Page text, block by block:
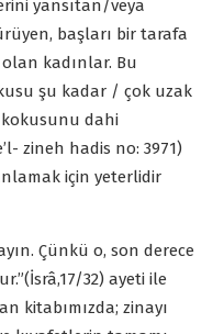
yansıtan/veya
başları bir tarafa
kadınlar. Bu
şu kadar / çok uzak
dahi
zineh hadis no: 3971)
için yeterlidir
Çünkü o, son derece
32) ayeti ile
kitabımızda; zinayı